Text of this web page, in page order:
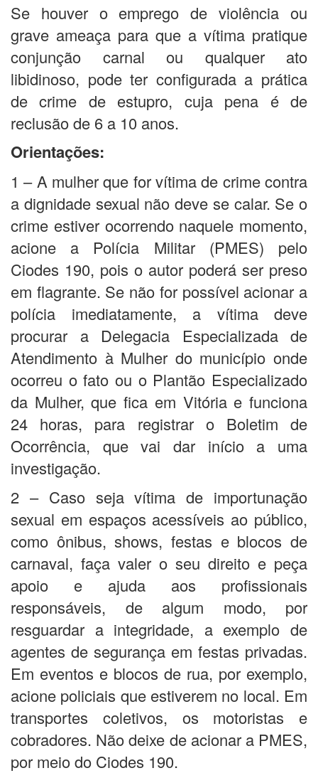
Se houver o emprego de violência ou
grave ameaça para que a vítima pratique
conjunção carnal ou qualquer ato
libidinoso, pode ter configurada a prática
de crime de estupro, cuja pena é de
reclusão de 6 a 10 anos.
Orientações:
1 – A mulher que for vítima de crime contra
a dignidade sexual não deve se calar. Se o
crime estiver ocorrendo naquele momento,
acione a Polícia Militar (PMES) pelo
Ciodes 190, pois o autor poderá ser preso
em flagrante. Se não for possível acionar a
polícia imediatamente, a vítima deve
procurar a Delegacia Especializada de
Atendimento à Mulher do município onde
ocorreu o fato ou o Plantão Especializado
da Mulher, que fica em Vitória e funciona
24 horas, para registrar o Boletim de
Ocorrência, que vai dar início a uma
investigação.
2 – Caso seja vítima de importunação
sexual em espaços acessíveis ao público,
como ônibus, shows, festas e blocos de
carnaval, faça valer o seu direito e peça
apoio e ajuda aos profissionais
responsáveis, de algum modo, por
resguardar a integridade, a exemplo de
agentes de segurança em festas privadas.
Em eventos e blocos de rua, por exemplo,
acione policiais que estiverem no local. Em
transportes coletivos, os motoristas e
cobradores. Não deixe de acionar a PMES,
por meio do Ciodes 190.